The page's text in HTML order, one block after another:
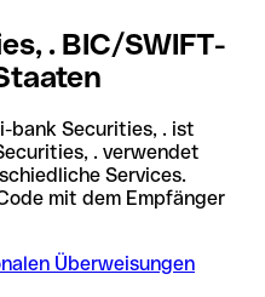
. BIC/SWIFT-
bank Securities, . ist
. verwendet
Services.
mit dem Empfänger
Überweisungen